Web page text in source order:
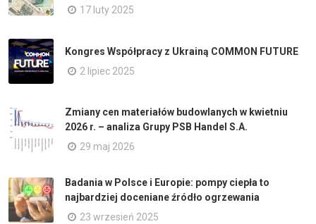
17 luty 2025
Kongres Współpracy z Ukrainą COMMON FUTURE
2 lipiec 2025
Zmiany cen materiałów budowlanych w kwietniu
2026 r. – analiza Grupy PSB Handel S.A.
29 maj 2026
Badania w Polsce i Europie: pompy ciepła to
najbardziej doceniane źródło ogrzewania
23 wrzesień 2025